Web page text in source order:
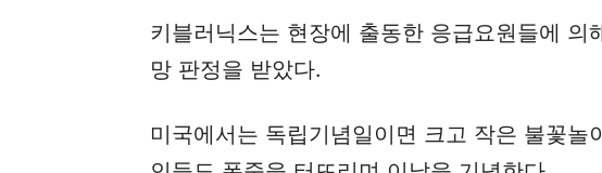
키블러닉스는 현장에 출동한 응급요원들에 의
망 판정을 받았다.
미국에서는 독립기념일이면 크고 작은 불꽃놀